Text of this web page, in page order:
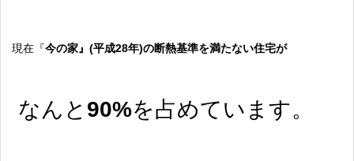
現在『今の家』(平成28年)の断熱基準を満たない住宅が
なんと 90%を占めています。